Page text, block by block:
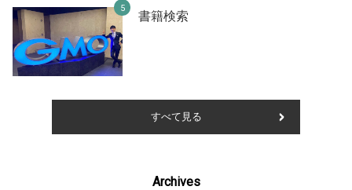
書籍検索
すべて見る
Archives